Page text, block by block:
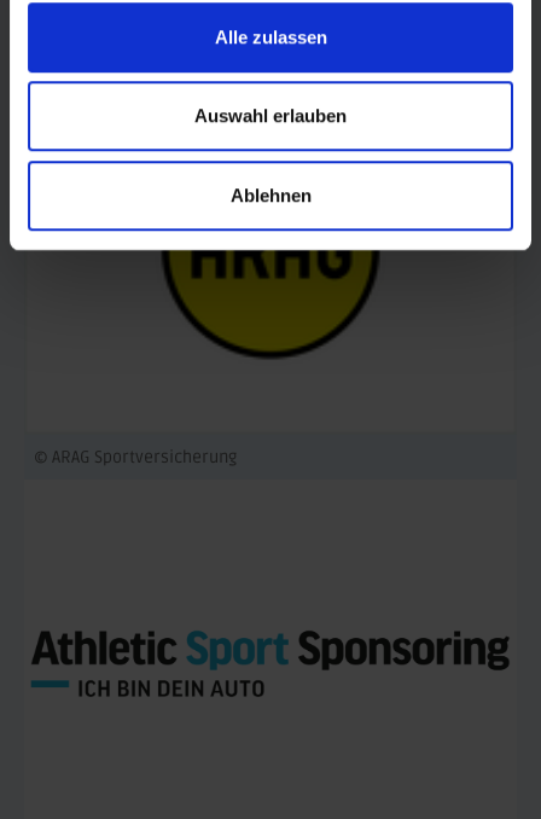
Alle zulassen
Auswahl erlauben
Ablehnen
© ARAG Sportversicherung